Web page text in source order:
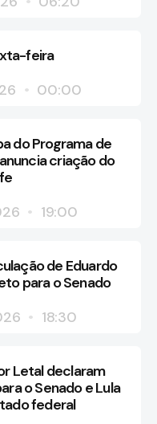
feira
00:00
do Programa de
criação do
19:00
de Eduardo
para o Senado
18:30
Letal declaram
o Senado e Lula
federal